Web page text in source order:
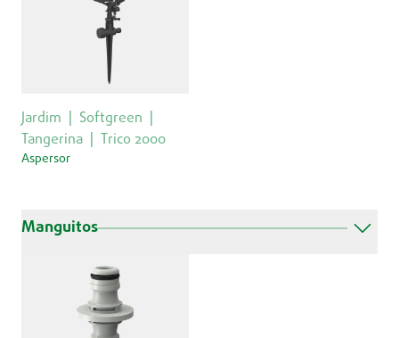
Jardim
Softgreen
Tangerina
Trico 2000
Aspersor
Manguitos